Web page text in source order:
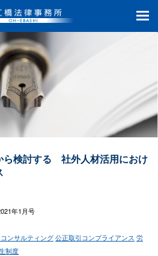
ら検討する 社外人材活用におけ
年1月号
ンサルティング公正取引コンプライアンス 労
制度